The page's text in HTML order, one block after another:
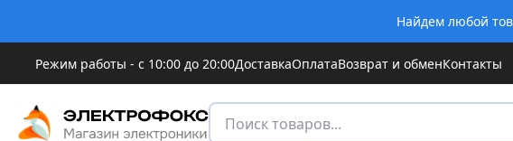
Найдем любой
Режим работы - с 10:00 до 20:00ДоставкаОплатаВозврат и обменКонтакты